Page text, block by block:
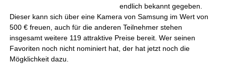
endlich bekannt gegeben.
Dieser kann sich über eine Kamera von Samsung im Wert von
500 € freuen, auch für die anderen Teilnehmer stehen
insgesamt weitere 119 attraktive Preise bereit. Wer seinen
Favoriten noch nicht nominiert hat, der hat jetzt noch die
Mögklichkeit dazu.